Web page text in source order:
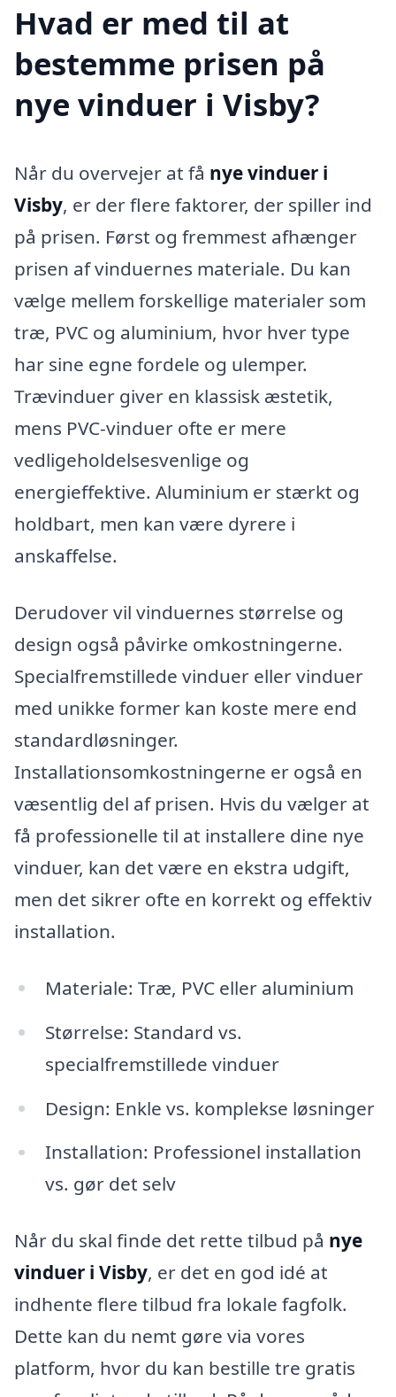
Hvad er med til at
bestemme prisen på
nye vinduer i Visby?
Når du overvejer at få nye vinduer i
Visby, er der flere faktorer, der spiller ind
på prisen. Først og fremmest afhænger
prisen af vinduernes materiale. Du kan
vælge mellem forskellige materialer som
træ, PVC og aluminium, hvor hver type
har sine egne fordele og ulemper.
Trævinduer giver en klassisk æstetik,
mens PVC-vinduer ofte er mere
vedligeholdelsesvenlige og
energieffektive. Aluminium er stærkt og
holdbart, men kan være dyrere i
anskaffelse.
Derudover vil vinduernes størrelse og
design også påvirke omkostningerne.
Specialfremstillede vinduer eller vinduer
med unikke former kan koste mere end
standardløsninger.
Installationsomkostningerne er også en
væsentlig del af prisen. Hvis du vælger at
få professionelle til at installere dine nye
vinduer, kan det være en ekstra udgift,
men det sikrer ofte en korrekt og effektiv
installation.
Materiale: Træ, PVC eller aluminium
Størrelse: Standard vs.
specialfremstillede vinduer
Design: Enkle vs. komplekse løsninger
Installation: Professionel installation
vs. gør det selv
Når du skal finde det rette tilbud på nye
vinduer i Visby, er det en god idé at
indhente flere tilbud fra lokale fagfolk.
Dette kan du nemt gøre via vores
platform, hvor du kan bestille tre gratis